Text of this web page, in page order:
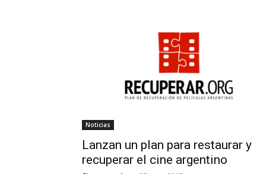
Noticias
Lanzan un plan para restaurar y
recuperar el cine argentino